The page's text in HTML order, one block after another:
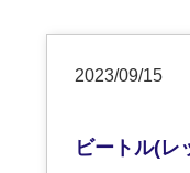
2023/09/15
ビートル(レ